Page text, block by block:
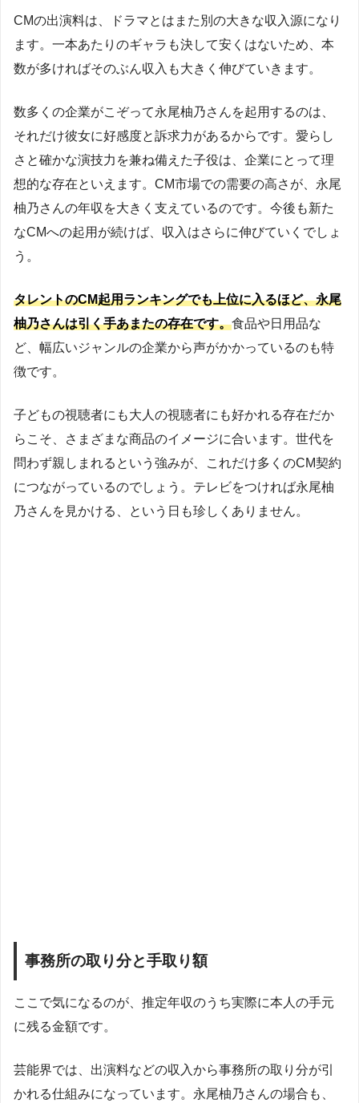
CMの出演料は、ドラマとはまた別の大きな収入源になり
ます。一本あたりのギャラも決して安くはないため、本
数が多ければそのぶん収入も大きく伸びていきます。
数多くの企業がこぞって永尾柚乃さんを起用するのは、
それだけ彼女に好感度と訴求力があるからです。愛らし
さと確かな演技力を兼ね備えた子役は、企業にとって理
想的な存在といえます。CM市場での需要の高さが、永尾
柚乃さんの年収を大きく支えているのです。今後も新た
なCMへの起用が続けば、収入はさらに伸びていくでしょ
う。
タレントのCM起用ランキングでも上位に入るほど、永尾
柚乃さんは引く手あまたの存在です。食品や日用品な
ど、幅広いジャンルの企業から声がかかっているのも特
徴です。
子どもの視聴者にも大人の視聴者にも好かれる存在だか
らこそ、さまざまな商品のイメージに合います。世代を
問わず親しまれるという強みが、これだけ多くのCM契約
につながっているのでしょう。テレビをつければ永尾柚
乃さんを見かける、という日も珍しくありません。
事務所の取り分と手取り額
ここで気になるのが、推定年収のうち実際に本人の手元
に残る金額です。
芸能界では、出演料などの収入から事務所の取り分が引
かれる仕組みになっています。永尾柚乃さんの場合も、